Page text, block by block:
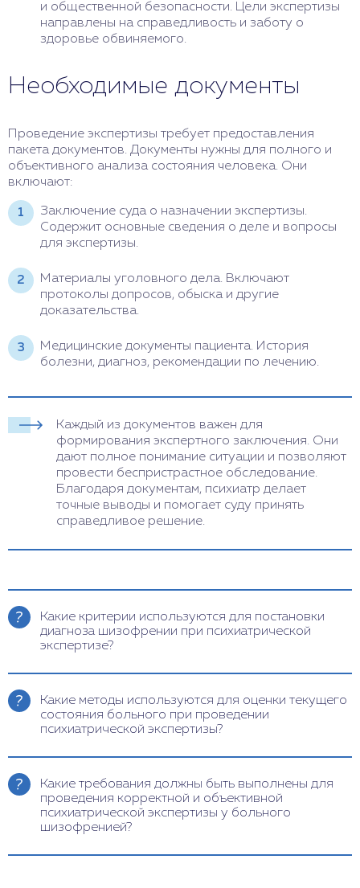
и общественной безопасности. Цели экспертизы
направлены на справедливость и заботу о
здоровье обвиняемого.
Необходимые документы
Проведение экспертизы требует предоставления
пакета документов. Документы нужны для полного и
объективного анализа состояния человека. Они
включают:
Заключение суда о назначении экспертизы.
Содержит основные сведения о деле и вопросы
для экспертизы.
Материалы уголовного дела. Включают
протоколы допросов, обыска и другие
доказательства.
Медицинские документы пациента. История
болезни, диагноз, рекомендации по лечению.
Каждый из документов важен для
формирования экспертного заключения. Они
дают полное понимание ситуации и позволяют
провести беспристрастное обследование.
Благодаря документам, психиатр делает
точные выводы и помогает суду принять
справедливое решение.
Какие критерии используются для постановки
диагноза шизофрении при психиатрической
экспертизе?
При постановке диагноза шизофрении
классификационной системе, такой как
Диагностическое и Статистическое Руководство
Психических Расстройств (DSM-5) или
Международная Классификация Болезней
продолжительность, функциональные нарушения
и исключение других причин.
Какие методы используются для оценки текущего
состояния больного при проведении
психиатрической экспертизы?
При обследовании используются различные
может включать клиническое интервью с
пациентом, наблюдение за его поведением,
оценку психопатологических симптомов, анализ
медицинских записей и результатов
лабораторных и инструментальных исследований.
Какие требования должны быть выполнены для
проведения корректной и объективной
психиатрической экспертизы у больного
шизофренией?
Для проведения корректной и объективной